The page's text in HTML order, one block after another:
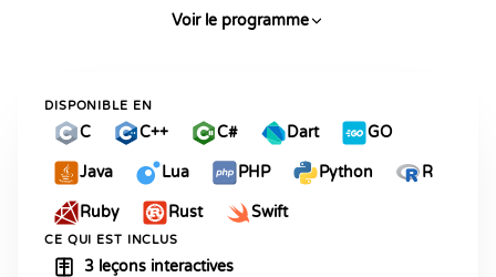
Voir le programme
DISPONIBLE EN
C C++ C# Dart GO
Java Lua PHP Python R
Ruby Rust Swift
CE QUI EST INCLUS
3 leçons interactives